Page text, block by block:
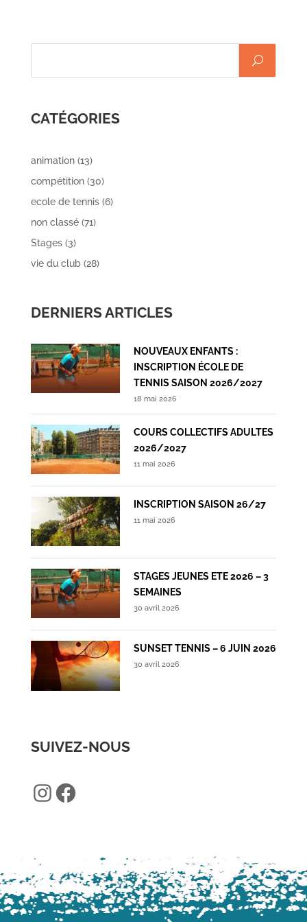
CATÉGORIES
animation(13)
compétition(30)
ecole de tennis(6)
non classé(71)
Stages(3)
vie du club(28)
DERNIERS ARTICLES
NOUVEAUX ENFANTS :
INSCRIPTION ÉCOLE DE
TENNIS SAISON 2026/2027
18 mai 2026
COURS COLLECTIFS ADULTES
2026/2027
11 mai 2026
INSCRIPTION SAISON 26/27
11 mai 2026
STAGES JEUNES ETE 2026 – 3
SEMAINES
30 avril 2026
SUNSET TENNIS – 6 JUIN 2026
30 avril 2026
SUIVEZ-NOUS
Instagram
Facebook